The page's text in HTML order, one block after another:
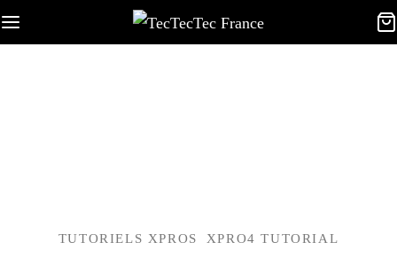
TUTORIELS XPROS XPRO4 TUTORIAL